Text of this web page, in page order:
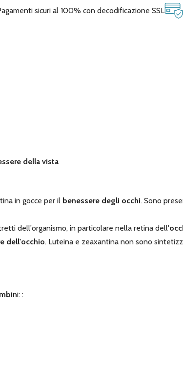
sicuri al 100% con decodificazione SSL
della vista
in gocce per il benessere degli occhi. Sono
dell'organismo, in particolare nella retina dell'
dell'occhio. Luteina e zeaxantina non sono
i: :